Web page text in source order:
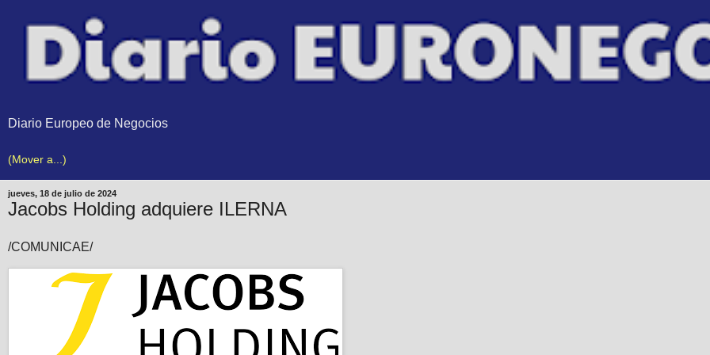
Diario Europeo de Negocios
jueves, 18 de julio de 2024
Jacobs Holding adquiere ILERNA
/COMUNICAE/